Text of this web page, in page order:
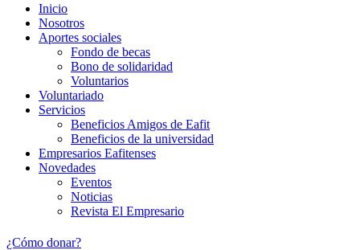
Inicio
Nosotros
Aportes sociales
Fondo de becas
Bono de solidaridad
Voluntarios
Voluntariado
Servicios
Beneficios Amigos de Eafit
Beneficios de la universidad
Empresarios Eafitenses
Novedades
Eventos
Noticias
Revista El Empresario
¿Cómo donar?